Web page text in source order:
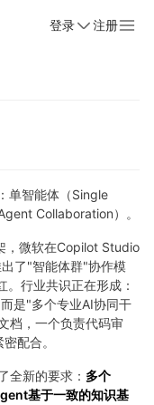
登录 注册
单智能体（Single
Collaboration）。
，微软在Copilot Studio
了"智能体群"协作模
行业共识正在形成：
是"多个专业AI协同干
档，一个负责代码审
配合。
全新的要求： 多个
基于一致的知识基